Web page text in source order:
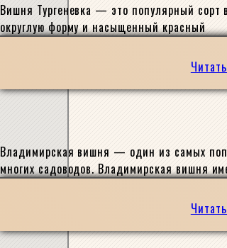
Вишня Тургеневка — это популярный
округлую форму и насыщенный красный
Владимирская вишня — один из самых
многих садоводов. Владимирская вишня